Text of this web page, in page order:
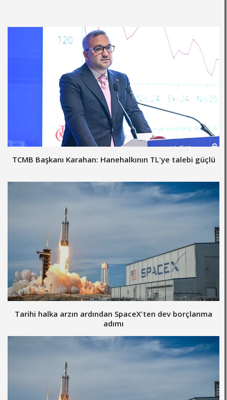
TCMB Başkanı Karahan: Hanehalkının TL'ye talebi güçlü
Tarihi halka arzın ardından SpaceX'ten dev borçlanma
adımı